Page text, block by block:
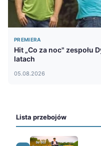
PREMIERA
Hit „Co za noc" zespołu
latach
05.08.2026
Lista przebojów